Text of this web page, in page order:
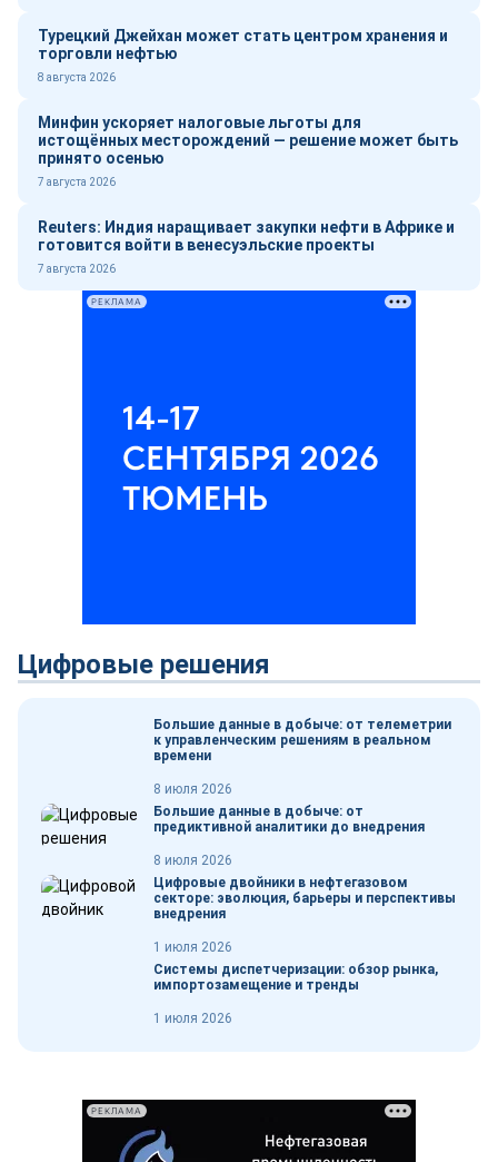
Турецкий Джейхан может стать центром хранения и
торговли нефтью
8 августа 2026
Минфин ускоряет налоговые льготы для
истощённых месторождений — решение может быть
принято осенью
7 августа 2026
Reuters: Индия наращивает закупки нефти в Африке и
готовится войти в венесуэльские проекты
7 августа 2026
РЕКЛАМА
Цифровые решения
Большие данные в добыче: от телеметрии
к управленческим решениям в реальном
времени
8 июля 2026
Большие данные в добыче: от
предиктивной аналитики до внедрения
8 июля 2026
Цифровые двойники в нефтегазовом
секторе: эволюция, барьеры и перспективы
внедрения
1 июля 2026
Системы диспетчеризации: обзор рынка,
импортозамещение и тренды
1 июля 2026
РЕКЛАМА